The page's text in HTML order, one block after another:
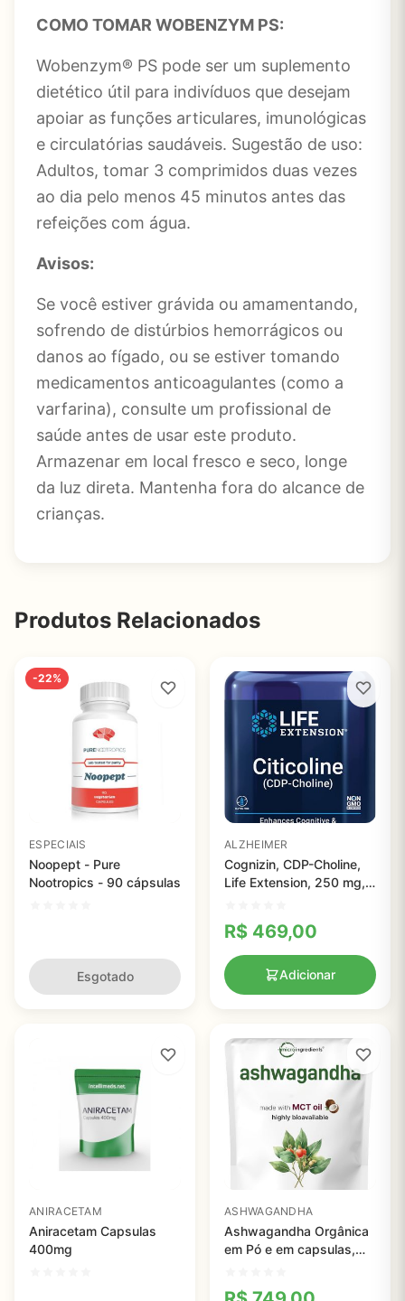
COMO TOMAR WOBENZYM PS:
Wobenzym® PS pode ser um suplemento
dietético útil para indivíduos que desejam
apoiar as funções articulares, imunológicas
e circulatórias saudáveis. Sugestão de uso:
Adultos, tomar 3 comprimidos duas vezes
ao dia pelo menos 45 minutos antes das
refeições com água.
Avisos:
Se você estiver grávida ou amamentando,
sofrendo de distúrbios hemorrágicos ou
danos ao fígado, ou se estiver tomando
medicamentos anticoagulantes (como a
varfarina), consulte um profissional de
saúde antes de usar este produto.
Armazenar em local fresco e seco, longe
da luz direta. Mantenha fora do alcance de
crianças.
Produtos Relacionados
-22%
ESPECIAIS
Noopept - Pure
Nootropics - 90 cápsulas
Esgotado
ALZHEIMER
Cognizin, CDP-Choline,
Life Extension, 250 mg,
R$ 469,00
Adicionar
ANIRACETAM
Aniracetam Capsulas
400mg
ASHWAGANDHA
Ashwagandha Orgânica
em Pó e em capsulas,